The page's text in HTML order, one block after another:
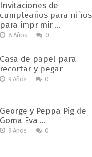
Invitaciones de
cumpleaños para niños
para imprimir …
8 Años 0
Casa de papel para
recortar y pegar
9 Años 0
George y Peppa Pig de
Goma Eva …
9 Años 0